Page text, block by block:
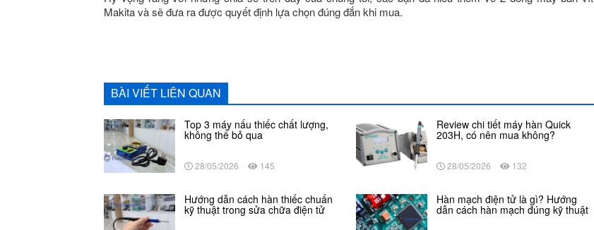
Makita và sẽ đưa ra được quyết định lựa chọn đúng đắn khi mua.
BÀI VIẾT LIÊN QUAN
Top 3 máy nấu thiếc chất lượng,
không thể bỏ qua
28/05/2026 145
Review chi tiết máy hàn Quick
203H, có nên mua không?
28/05/2026 132
Hướng dẫn cách hàn thiếc chuẩn
kỹ thuật trong sửa chữa điện tử
Hàn mạch điện tử là gì? Hướng
dẫn cách hàn mạch đúng kỹ thuật